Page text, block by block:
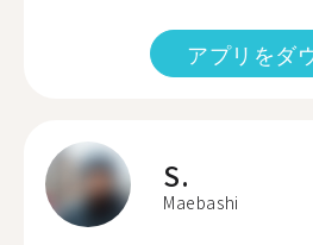
アプリをダ
S.
Maebashi